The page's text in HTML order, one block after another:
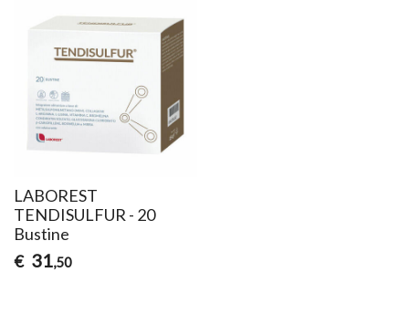
LABOREST
TENDISULFUR - 20
Bustine
€ 31,50